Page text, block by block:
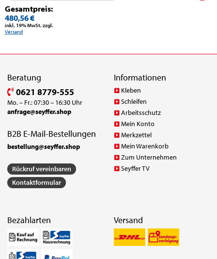
Gesamtpreis:
480,56 €
inkl. 19% MwSt. zzgl.
Versand
Beratung
0621 8779-555
Mo. – Fr.: 07:30 – 16:30 Uhr
anfrage@seyffer.shop
B2B E-Mail-Bestellungen
bestellung@seyffer.shop
Rückruf vereinbaren
Kontaktformular
Informationen
Kleben
Schleifen
Arbeitsschutz
Mein Konto
Merkzettel
Mein Warenkorb
Zum Unternehmen
Seyffer TV
Bezahlarten Versand